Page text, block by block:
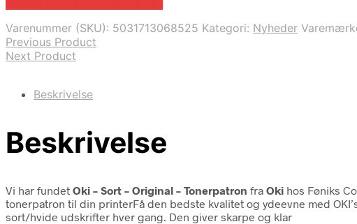
Varenummer (SKU): 5031713068525 Kategori: Nyheder
Previous Product
Next Product
Beskrivelse
Beskrivelse
Vi har fundet Oki – Sort – Original – Tonerpatron fra Oki hos Føniks
tonerpatron til din printerFå den bedste kvalitet og ydeevne med
sort/hvide udskrifter hver gang. Den giver skarpe og klar